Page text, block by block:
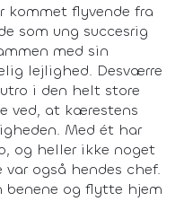
kommet flyvende fra
som ung succesrig
med sin
lejlighed. Desværre
i den helt store
ved, at kærestens
Med ét har
og heller ikke noget
også hendes chef.
benene og flytte hjem